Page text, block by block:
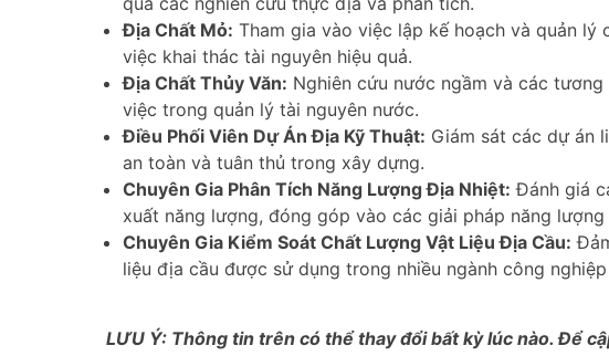
Địa Chất Mỏ: Tham gia vào việc lập kế hoạch và quản
việc khai thác tài nguyên hiệu quả.
Địa Chất Thủy Văn: Nghiên cứu nước ngầm và các
việc trong quản lý tài nguyên nước.
Điều Phối Viên Dự Án Địa Kỹ Thuật: Giám sát các dự án
an toàn và tuân thủ trong xây dựng.
Chuyên Gia Phân Tích Năng Lượng Địa Nhiệt: Đánh giá
xuất năng lượng, đóng góp vào các giải pháp năng lượng
Chuyên Gia Kiểm Soát Chất Lượng Vật Liệu Địa Cầu:
liệu địa cầu được sử dụng trong nhiều ngành công nghiệp
LƯU Ý: Thông tin trên có thể thay đổi bất kỳ lúc nào. Để